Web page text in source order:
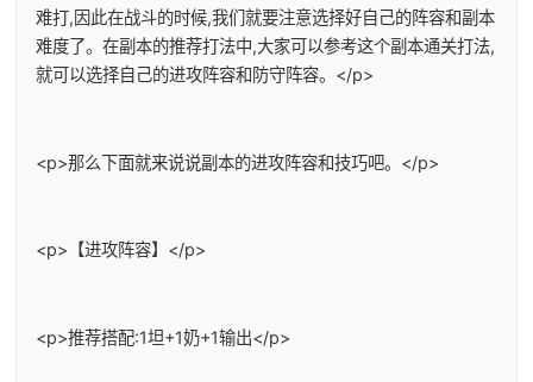
难打,因此在战斗的时候,我们就要注意选择好自己的阵容和副本
难度了。在副本的推荐打法中,大家可以参考这个副本通关打法,
就可以选择自己的进攻阵容和防守阵容。</p>
<p>那么下面就来说说副本的进攻阵容和技巧吧。</p>
<p>【进攻阵容】</p>
<p>推荐搭配:1坦+1奶+1输出</p>